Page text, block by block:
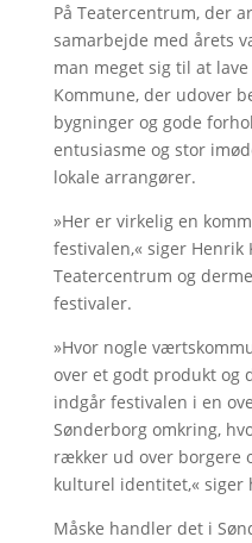
På Teatercentrum, der
samarbejde med årets
man meget sig til at
Kommune, der udover
bygninger og gode
entusiasme og stor
lokale arrangører.
»Her er virkelig en
festivalen,« siger Henrik
Teatercentrum og
festivaler.
»Hvor nogle
over et godt produkt og
indgår festivalen i en
Sønderborg omkring,
rækker ud over borgere
kulturel identitet,« siger
Måske handler det i